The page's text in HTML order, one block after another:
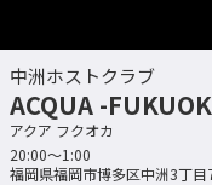
中洲ホストクラブ
ACQUA -
アクア フクオカ
20:00〜1:00
福岡県福岡市博多区中洲3丁目